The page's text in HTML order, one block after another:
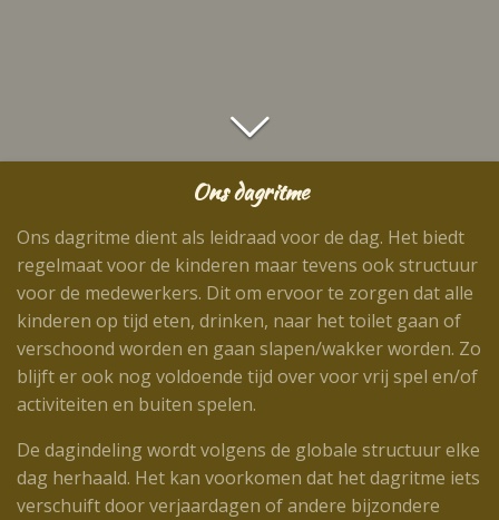
Ons dagritme
Ons dagritme dient als leidraad voor de dag. Het biedt
regelmaat voor de kinderen maar tevens ook structuur
voor de medewerkers. Dit om ervoor te zorgen dat alle
kinderen op tijd eten, drinken, naar het toilet gaan of
verschoond worden en gaan slapen/wakker worden. Zo
blijft er ook nog voldoende tijd over voor vrij spel en/of
activiteiten en buiten spelen.
De dagindeling wordt volgens de globale structuur elke
dag herhaald. Het kan voorkomen dat het dagritme iets
verschuift door verjaardagen of andere bijzondere